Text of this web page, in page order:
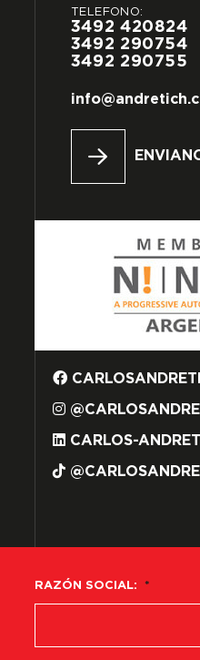
TELÉFONO:
3492 420824
3492 290754
3492 290755
CARLOS-
RAZÓN SOCIAL: *